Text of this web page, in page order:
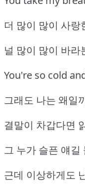
더 많이 많이 사랑
널 많이 많이 바
You're so cold
그래도 나는 왜일
결말이 차갑다면
그 누가 슬픈 얘길
근데 이상하게도